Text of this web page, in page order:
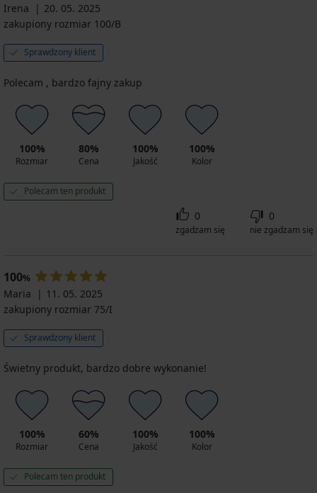
Irena
20. 05. 2025
zakupiony rozmiar 100/B
Sprawdzony klient
Polecam , bardzo fajny zakup
100%
Rozmiar
80%
Cena
100%
Jakość
100%
Kolor
Polecam ten produkt
0
zgadzam się
0
nie zgadzam się
100%
Maria
11. 05. 2025
zakupiony rozmiar 75/I
Sprawdzony klient
Świetny produkt, bardzo dobre wykonanie!
100%
Rozmiar
60%
Cena
100%
Jakość
100%
Kolor
Polecam ten produkt